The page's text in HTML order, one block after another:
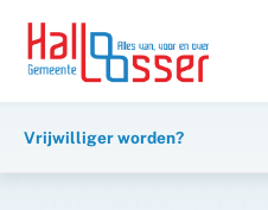
inhoud
naar
Vrijwilliger worden?